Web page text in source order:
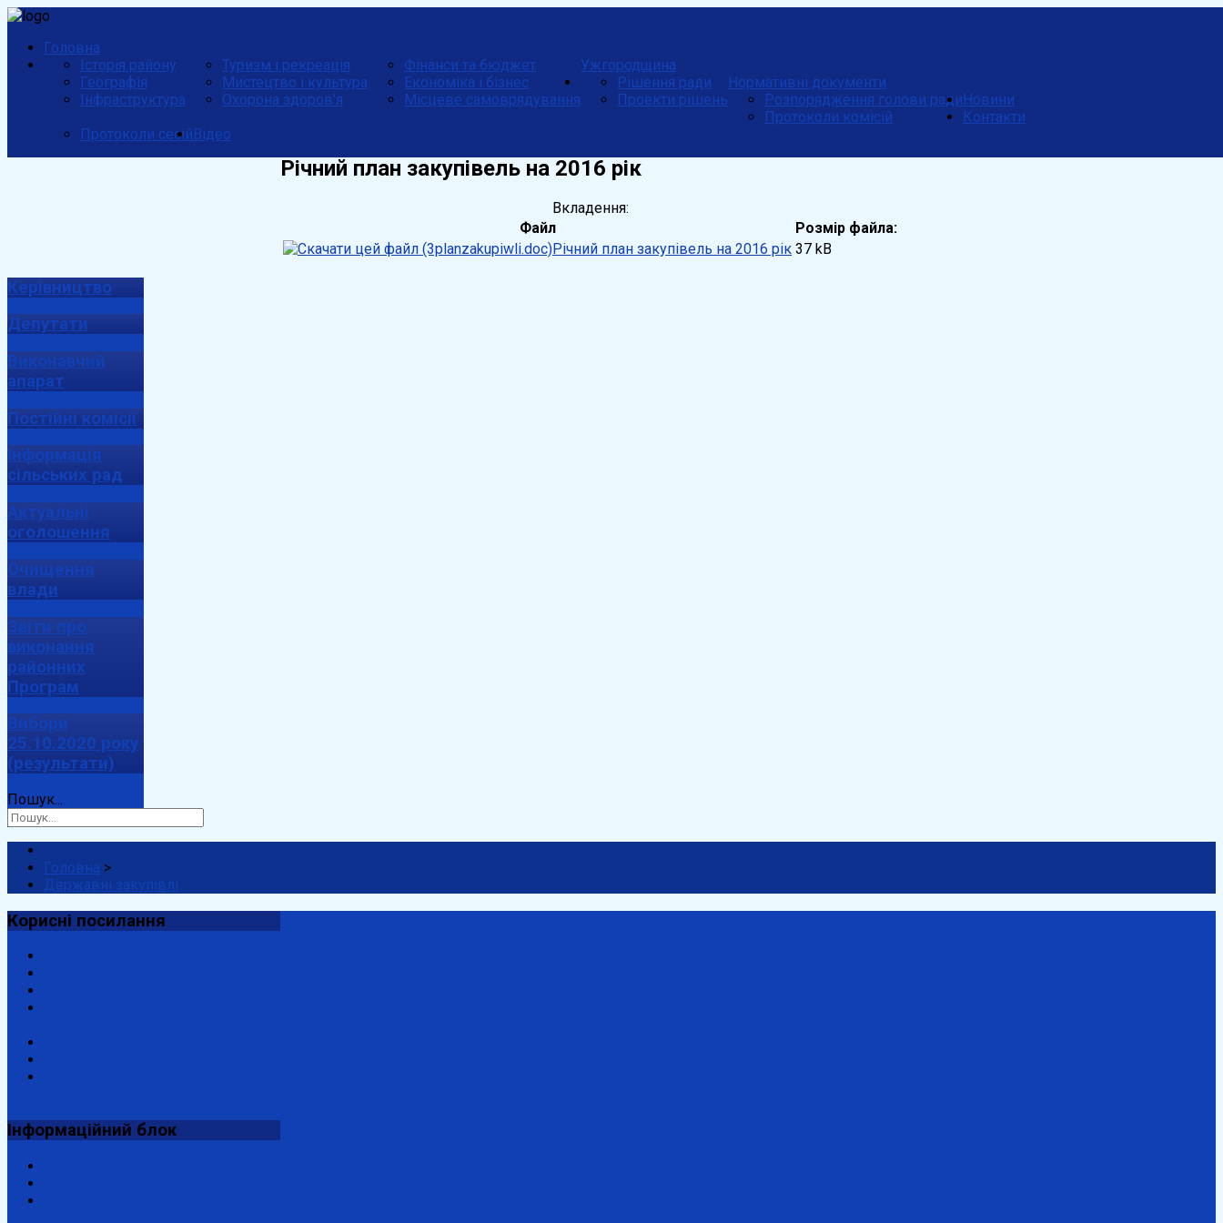
Головна
Ужгородщина
Історія району
Географія
Інфраструктура
Туризм і рекреація
Мистецтво і культура
Охорона здоров'я
Фінанси та бюджет
Економіка і бізнес
Місцеве самоврядування
Нормативні документи
Рішення ради
Проекти рішень
Розпорядження голови ради
Протоколи комісій
Протоколи сесій
Новини
Контакти
Відео
Річний план закупівель на 2016 рік
Вкладення:
Файл
Розмір файла:
Річний план закупівель на 2016 рік 37 kB
Керівництво
Депутати
Виконавчий
апарат
Постійні комісії
Інформація
сільських рад
Актуальні
оголошення
Очищення
влади
Звіти про
виконання
районних
Програм
Вибори
25.10.2020 року
(результати)
Пошук...
Головна >
Державні закупівлі
Корисні посилання
Інформаційний блок